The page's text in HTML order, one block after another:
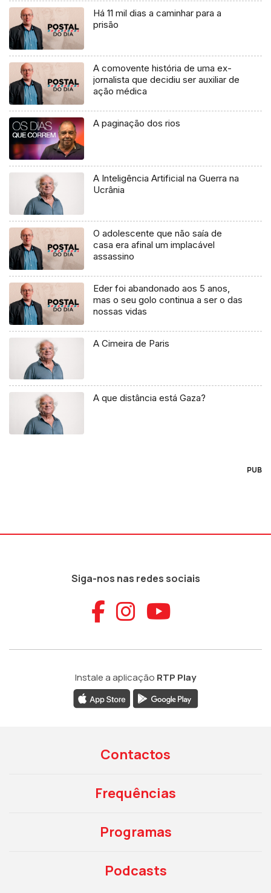
Há 11 mil dias a caminhar para a
prisão
A comovente história de uma ex-
jornalista que decidiu ser auxiliar de
ação médica
A paginação dos rios
A Inteligência Artificial na Guerra na
Ucrânia
O adolescente que não saía de
casa era afinal um implacável
assassino
Eder foi abandonado aos 5 anos,
mas o seu golo continua a ser o das
nossas vidas
A Cimeira de Paris
A que distância está Gaza?
PUB
Siga-nos nas redes sociais
Aceder ao
Aceder ao
Aceder
Instale a aplicação RTP Play
Contactos
Frequências
Programas
Podcasts